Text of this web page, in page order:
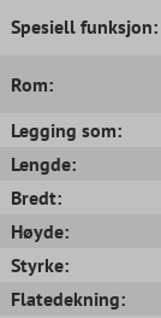
Spesiell funksjon:
Rom:
Legging som:
Lengde:
Bredt:
Høyde:
Styrke:
Flatedekning: